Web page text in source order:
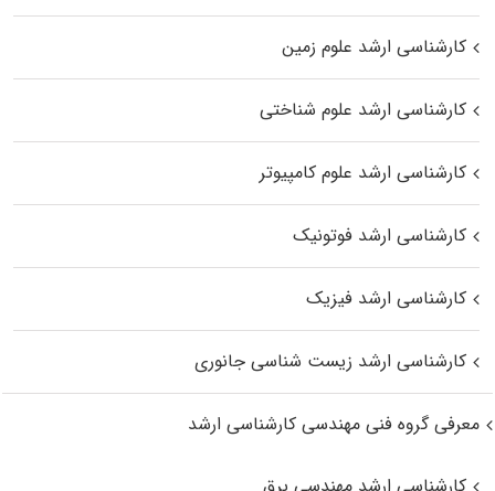
کارشناسی ارشد علوم زمین
کارشناسی ارشد علوم شناختی
کارشناسی ارشد علوم کامپیوتر
کارشناسی ارشد فوتونیک
کارشناسی ارشد فیزیک
کارشناسی ارشد زیست‌ شناسی جانوری
معرفی گروه فنی مهندسی کارشناسی ارشد